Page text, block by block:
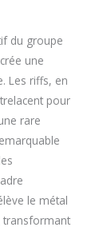
du groupe
une
Les riffs, en
pour
rare
le métal
transformant